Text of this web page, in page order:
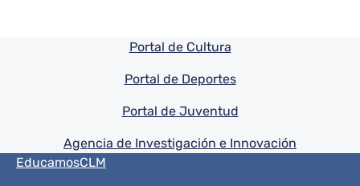
Pie de pagina información
Portal de Cultura
Portal de Deportes
Portal de Juventud
Agencia de Investigación e Innovación
Menú del pie
EducamosCLM